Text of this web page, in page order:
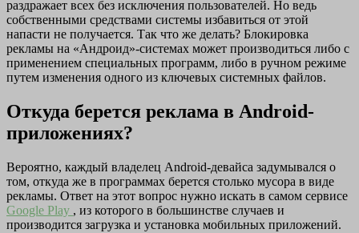
раздражает всех без исключения пользователей. Но ведь
собственными средствами системы избавиться от этой
напасти не получается. Так что же делать? Блокировка
рекламы на «Андроид»-системах может производиться либо с
применением специальных программ, либо в ручном режиме
путем изменения одного из ключевых системных файлов.
Откуда берется реклама в Android-
приложениях?
Вероятно, каждый владелец Android-девайса задумывался о
том, откуда же в программах берется столько мусора в виде
рекламы. Ответ на этот вопрос нужно искать в самом сервисе
Google Play , из которого в большинстве случаев и
производится загрузка и установка мобильных приложений.